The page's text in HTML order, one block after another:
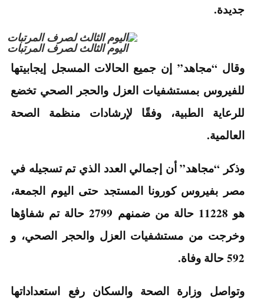
جديدة.
اليوم الثالث لصرف المرتبات
وقال “مجاهد” إن جميع الحالات المسجل إيجابيتها
للفيروس بمستشفيات العزل والحجر الصحي تخضع
للرعاية الطبية، وفقًا لإرشادات منظمة الصحة
العالمية.
وذكر “مجاهد” أن إجمالي العدد الذي تم تسجيله في
مصر بفيروس كورونا المستجد حتى اليوم الجمعة،
هو 11228 حالة من ضمنهم 2799 حالة تم شفاؤها
وخرجت من مستشفيات العزل والحجر الصحي، و
592 حالة وفاة.
وتواصل وزارة الصحة والسكان رفع استعداداتها